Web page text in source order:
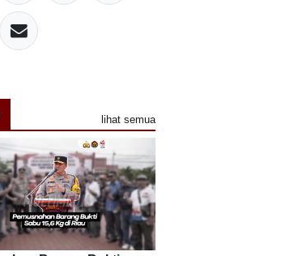
lihat semua